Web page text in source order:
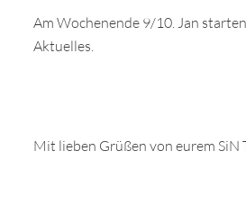
Am Wochenende 9/10. Jan
Aktuelles.
Mit lieben Grüßen von eurem SiN